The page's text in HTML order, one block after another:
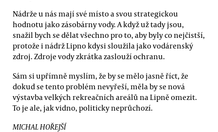
Nádrže u nás mají své místo a svou strategickou
hodnotu jako zásobárny vody. A když už tady jsou,
snažil bych se dělat všechno pro to, aby byly co nejčistší,
protože i nádrž Lipno kdysi sloužila jako vodárenský
zdroj. Zdroje vody zkrátka zaslouží ochranu.
Sám si upřímně myslím, že by se mělo jasně říct, že
dokud se tento problém nevyřeší, měla by se nová
výstavba velkých rekreačních areálů na Lipně omezit.
To je ale, jak vidno, politicky neprůchozí.
MICHAL HOŘEJŠÍ